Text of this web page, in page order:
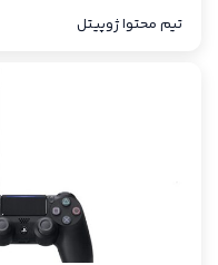
تیم محتوا ژوپیتل